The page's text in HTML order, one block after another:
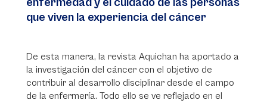
que viven la experiencia del cáncer
De esta manera, la revista Aquichan ha aportado a
la investigación del cáncer con el objetivo de
contribuir al desarrollo disciplinar desde el campo
de la enfermería. Todo ello se ve reflejado en el